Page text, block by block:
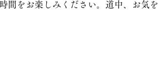
間をお楽しみください。道中、お気を